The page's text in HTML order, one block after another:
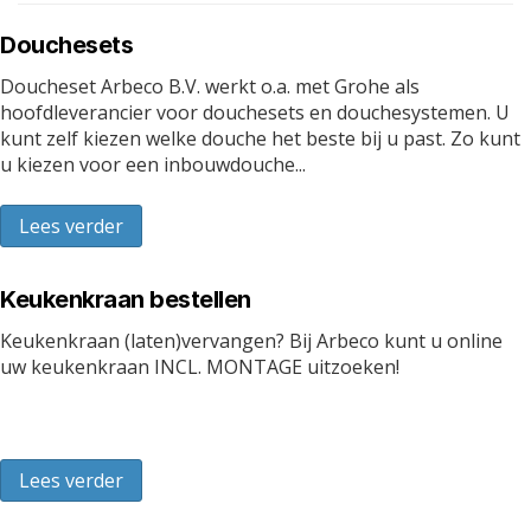
Douchesets
Doucheset Arbeco B.V. werkt o.a. met Grohe als
hoofdleverancier voor douchesets en douchesystemen. U
kunt zelf kiezen welke douche het beste bij u past. Zo kunt
u kiezen voor een inbouwdouche...
Lees verder
Keukenkraan bestellen
Keukenkraan (laten)vervangen? Bij Arbeco kunt u online
uw keukenkraan INCL. MONTAGE uitzoeken!
Lees verder